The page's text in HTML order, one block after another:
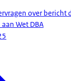
over bericht
Wet DBA